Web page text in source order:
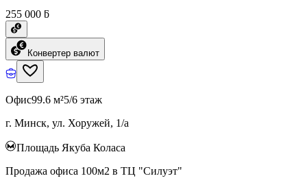
255 000 ƃ
Конвертер валют
Офис99.6 м²5/6 этаж
г. Минск, ул. Хоружей, 1/а
Площадь Якуба Коласа
Продажа офиса 100м2 в ТЦ "Силуэт"